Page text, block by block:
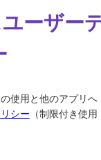
ーザー
使用と他のアプリへ
シー （制限付き使用